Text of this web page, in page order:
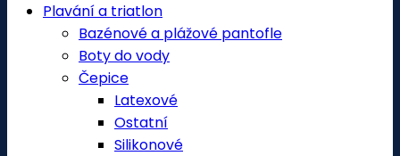
Plavání a triatlon
Bazénové a plážové pantofle
Boty do vody
Čepice
Latexové
Ostatní
Silikonové